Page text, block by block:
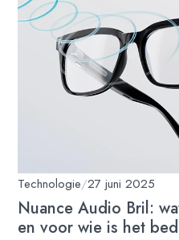
Technologie/27 juni 2025
Nuance Audio Bril:
en voor wie is het